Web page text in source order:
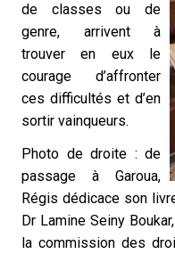
de classes ou de
genre, arrivent à
trouver en eux le
courage d’affronter
ces difficultés et d’en
sortir vainqueurs.
Photo de droite : de
passage à Garoua,
Régis dédicace son
Dr Lamine Seiny
la commission des